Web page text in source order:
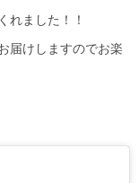
れました！！
届けしますのでお楽